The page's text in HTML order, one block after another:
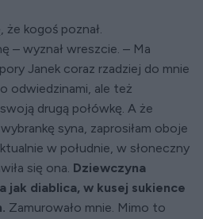
że kogoś poznał.
– wyznał wreszcie. – Ma
Janek coraz rzadziej do mnie
odwiedzinami, ale też
drugą połówkę. A że
syna, zaprosiłam oboje
w południe, w słoneczny
się ona. Dziewczyna
jak diablica, w kusej sukience
Zamurowało mnie. Mimo to